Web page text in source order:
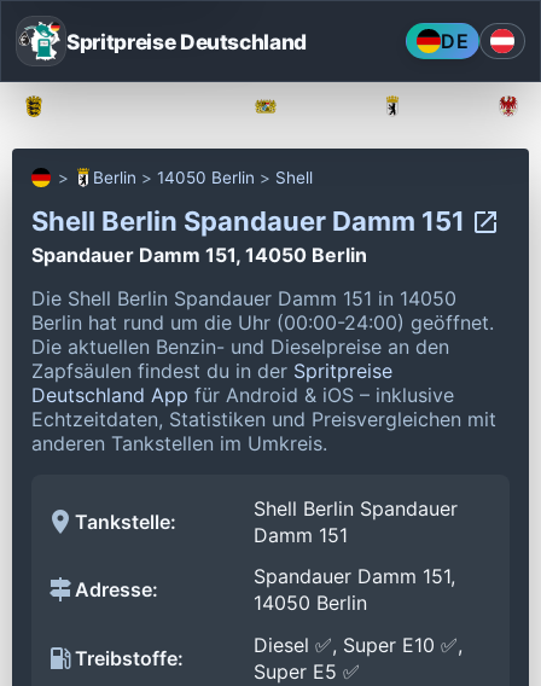
Spritpreise Deutschland DE
Berlin 14050 Berlin Shell
Shell Berlin Spandauer Damm 151
Spandauer Damm 151, 14050 Berlin
Die Shell Berlin Spandauer Damm 151 in 14050
Berlin hat rund um die Uhr (00:00-24:00) geöffnet.
Die aktuellen Benzin- und Dieselpreise an den
Zapfsäulen findest du in der Spritpreise
Deutschland App für Android & iOS – inklusive
Echtzeitdaten, Statistiken und Preisvergleichen mit
anderen Tankstellen im Umkreis.
Tankstelle:
Shell Berlin Spandauer
Damm 151
Adresse:
Spandauer Damm 151,
14050 Berlin
Treibstoffe:
Diesel ✅, Super E10 ✅,
Super E5 ✅